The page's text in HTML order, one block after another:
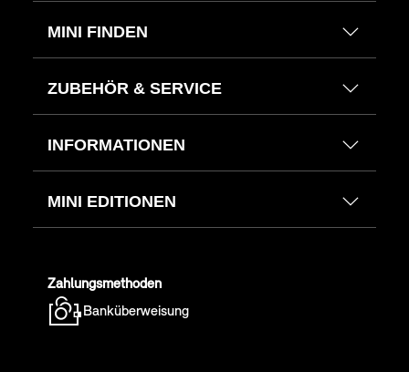
MINI FINDEN
ZUBEHÖR & SERVICE
INFORMATIONEN
MINI EDITIONEN
Zahlungsmethoden
Banküberweisung